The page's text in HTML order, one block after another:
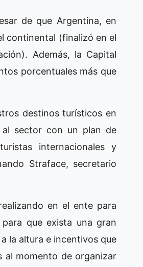
de que Argentina, en
continental (finalizó en el
Además, la Capital
porcentuales más que
destinos turísticos en
al sector con un plan de
internacionales y
Straface, secretario
en el ente para
que exista una gran
la altura e incentivos que
al momento de organizar